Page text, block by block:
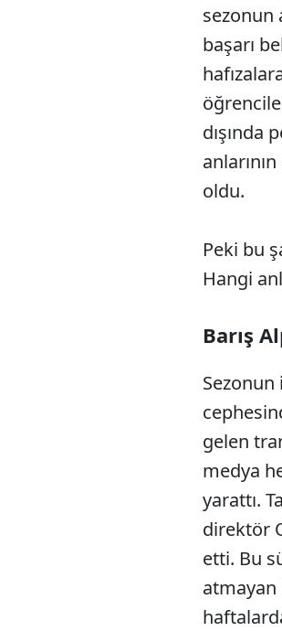
sezonun
başarı
dışında
oldu.
Peki bu
Hangi
Barış
Sezonun
gelen
medya
yarattı.
direktör
etti. Bu
atmayan